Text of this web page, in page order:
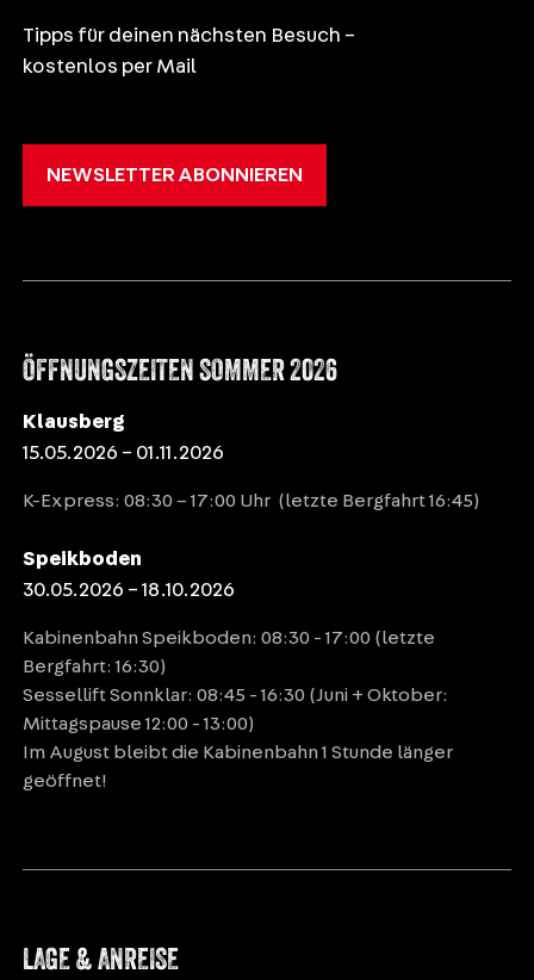
Tipps für deinen nächsten Besuch –
kostenlos per Mail
NEWSLETTER ABONNIEREN
ÖFFNUNGSZEITEN SOMMER 2026
Klausberg
15.05.2026 – 01.11.2026
K-Express: 08:30 – 17:00 Uhr (letzte Bergfahrt 16:45)
Speikboden
30.05.2026 – 18.10.2026
Kabinenbahn Speikboden: 08:30 - 17:00 (letzte
Bergfahrt: 16:30)
Sessellift Sonnklar: 08:45 - 16:30 (Juni + Oktober:
Mittagspause 12:00 - 13:00)
Im August bleibt die Kabinenbahn 1 Stunde länger
geöffnet!
LAGE & ANREISE